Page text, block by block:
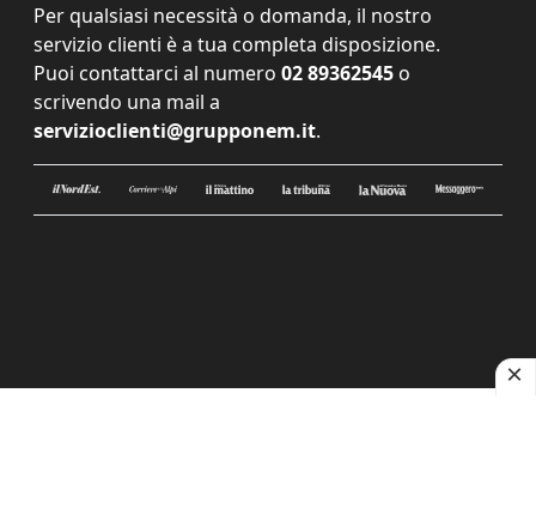
Per qualsiasi necessità o domanda, il nostro
servizio clienti è a tua completa disposizione.
Puoi contattarci al numero 02 89362545 o
scrivendo una mail a
servizioclienti@grupponem.it.